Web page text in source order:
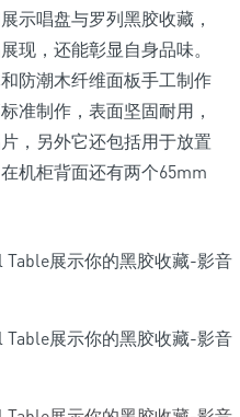
示唱盘与罗列黑胶收藏，
现，还能彰显自身品味。
防潮木纤维面板手工制作
准制作，表面坚固耐用，
，另外它还包括用于放置
机柜背面还有两个65mm